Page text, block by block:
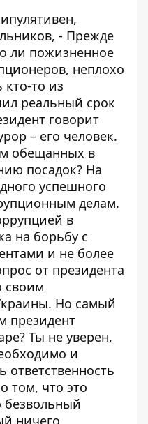
- Прежде
ли пожизненное
неплохо
кто-то из
реальный срок
говорит
– его человек.
обещанных в
посадок? На
успешного
делам.
в
на борьбу с
и не более
от президента
своим
Но самый
президент
Ты не уверен,
и
том, что это
безвольный
ничего